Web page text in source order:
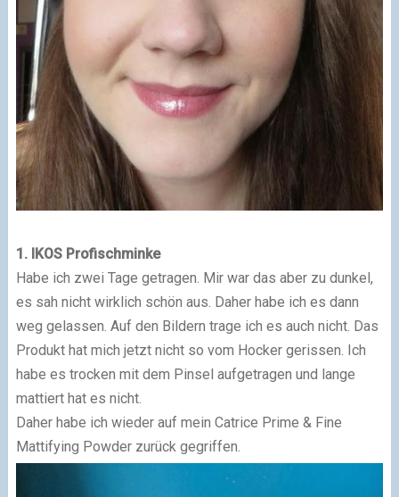
1. IKOS Profischminke
Habe ich zwei Tage getragen. Mir war das aber zu dunkel,
es sah nicht wirklich schön aus. Daher habe ich es dann
weg gelassen. Auf den Bildern trage ich es auch nicht. Das
Produkt hat mich jetzt nicht so vom Hocker gerissen. Ich
habe es trocken mit dem Pinsel aufgetragen und lange
mattiert hat es nicht.
Daher habe ich wieder auf mein Catrice Prime & Fine
Mattifying Powder zurück gegriffen.